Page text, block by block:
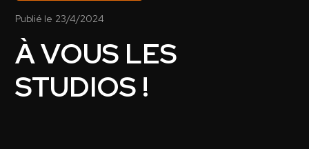
Publié le 23/4/2024
À VOUS LES
STUDIOS !